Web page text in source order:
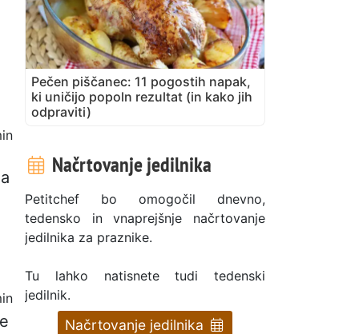
Pečen piščanec: 11 pogostih napak,
ki uničijo popoln rezultat (in kako jih
odpraviti)
Načrtovanje jedilnika
Petitchef bo omogočil dnevno,
tedensko in vnaprejšnje načrtovanje
jedilnika za praznike.
Tu lahko natisnete tudi tedenski
jedilnik.
Načrtovanje jedilnika